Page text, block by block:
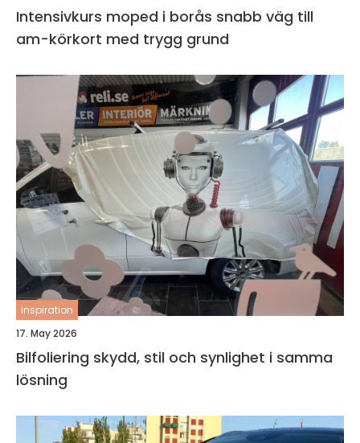
Intensivkurs moped i borås snabb väg till
am-körkort med trygg grund
inspiration
17. May 2026
Bilfoliering skydd, stil och synlighet i samma
lösning